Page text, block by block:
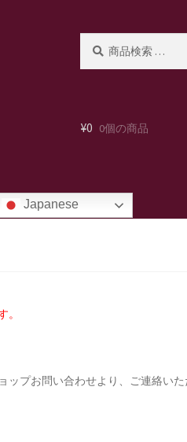
Japanese
¥0 0個の商品
ップお問い合わせより、ご連絡いた